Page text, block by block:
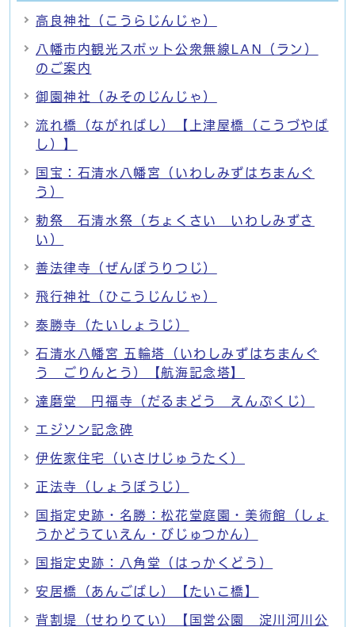
高良神社（こうらじんじゃ）
八幡市内観光スポット公衆無線LAN（ラン）
のご案内
御園神社（みそのじんじゃ）
流れ橋（ながればし）【上津屋橋（こうづやば
し）】
国宝：石清水八幡宮（いわしみずはちまんぐ
う）
勅祭 石清水祭（ちょくさい いわしみずさ
い）
善法律寺（ぜんぽうりつじ）
飛行神社（ひこうじんじゃ）
泰勝寺（たいしょうじ）
石清水八幡宮 五輪塔（いわしみずはちまんぐ
う ごりんとう）【航海記念塔】
達磨堂 円福寺（だるまどう えんぷくじ）
エジソン記念碑
伊佐家住宅（いさけじゅうたく）
正法寺（しょうぼうじ）
国指定史跡・名勝：松花堂庭園・美術館（しょ
うかどうていえん・びじゅつかん）
国指定史跡：八角堂（はっかくどう）
安居橋（あんごばし）【たいこ橋】
背割堤（せわりてい）【国営公園 淀川河川公